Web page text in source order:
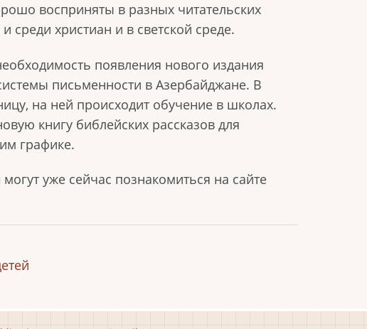
восприняты в разных читательских
среди христиан и в светской среде.
появления нового издания
письменности в Азербайджане. В
на ней происходит обучение в школах.
книгу библейских рассказов для
графике.
уже сейчас познакомиться на сайте